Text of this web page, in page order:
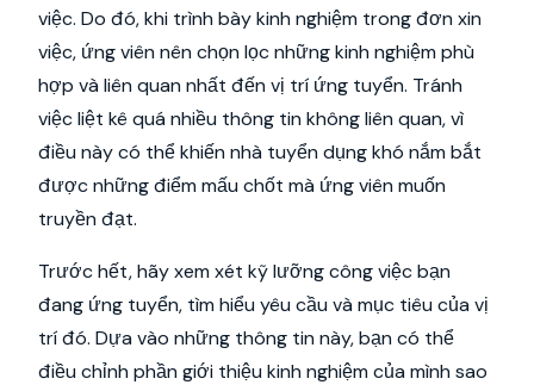
việc. Do đó, khi trình bày kinh nghiệm trong đơn xin
việc, ứng viên nên chọn lọc những kinh nghiệm phù
hợp và liên quan nhất đến vị trí ứng tuyển. Tránh
việc liệt kê quá nhiều thông tin không liên quan, vì
điều này có thể khiến nhà tuyển dụng khó nắm bắt
được những điểm mấu chốt mà ứng viên muốn
truyền đạt.
Trước hết, hãy xem xét kỹ lưỡng công việc bạn
đang ứng tuyển, tìm hiểu yêu cầu và mục tiêu của vị
trí đó. Dựa vào những thông tin này, bạn có thể
điều chỉnh phần giới thiệu kinh nghiệm của mình sao